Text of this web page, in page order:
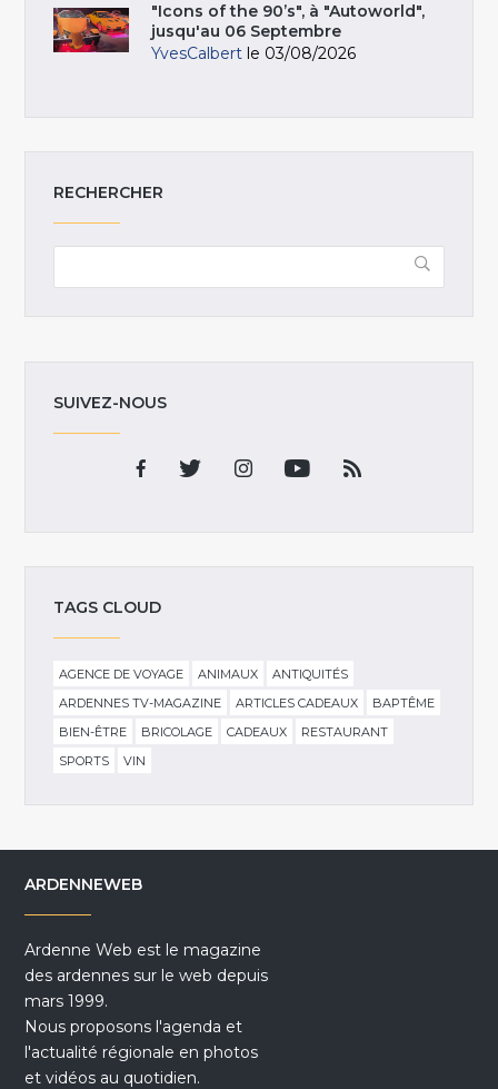
"Icons of the 90’s", à "Autoworld",
jusqu'au 06 Septembre
YvesCalbert le 03/08/2026
RECHERCHER
SUIVEZ-NOUS
TAGS CLOUD
AGENCE DE VOYAGE ANIMAUX
ANTIQUITÉS
ARDENNES TV-MAGAZINE
ARTICLES CADEAUX
BAPTÊME
BIEN-ÊTRE
BRICOLAGE CADEAUX
RESTAURANT
SPORTS
VIN
ARDENNEWEB
Ardenne Web est le magazine
des ardennes sur le web depuis
mars 1999.
Nous proposons l'agenda et
l'actualité régionale en photos
et vidéos au quotidien.